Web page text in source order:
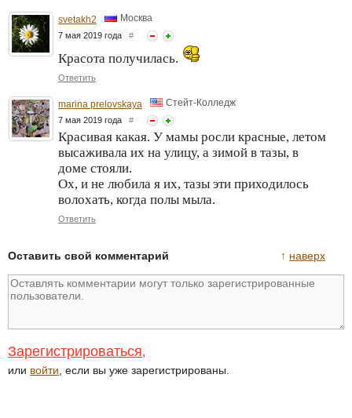
svetakh2 Москва
7 мая 2019 года #
Красота получилась.
Ответить
marina prelovskaya Стейт-Колледж
7 мая 2019 года #
Красивая какая. У мамы росли красные, летом
высаживала их на улицу, а зимой в тазы, в
доме стояли.
Ох, и не любила я их, тазы эти приходилось
волохать, когда полы мыла.
Ответить
↑ наверх
Оставить свой комментарий
Зарегистрироваться,
или войти , если вы уже зарегистрированы.